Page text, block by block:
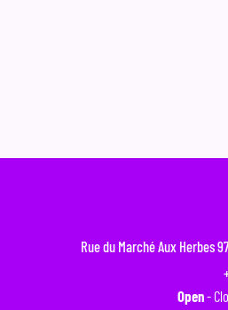
Rue du Marché Aux Herbes
Open-